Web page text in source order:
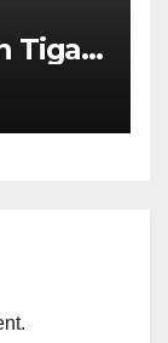
Tiga